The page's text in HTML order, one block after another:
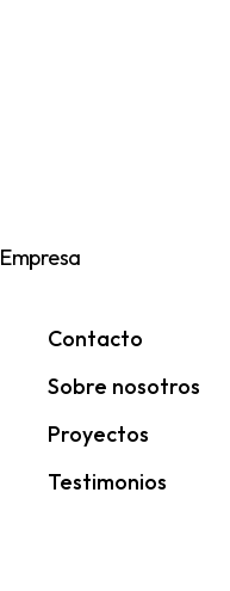
Empresa
Contacto
Sobre nosotros
Proyectos
Testimonios